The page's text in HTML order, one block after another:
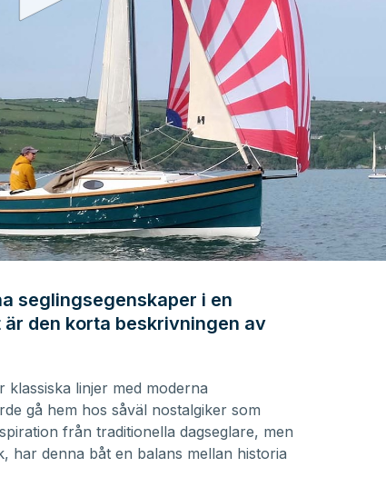
seglingsegenskaper i en
den korta beskrivningen av
klassiska linjer med moderna
gå hem hos såväl nostalgiker som
från traditionella dagseglare, men
har denna båt en balans mellan historia